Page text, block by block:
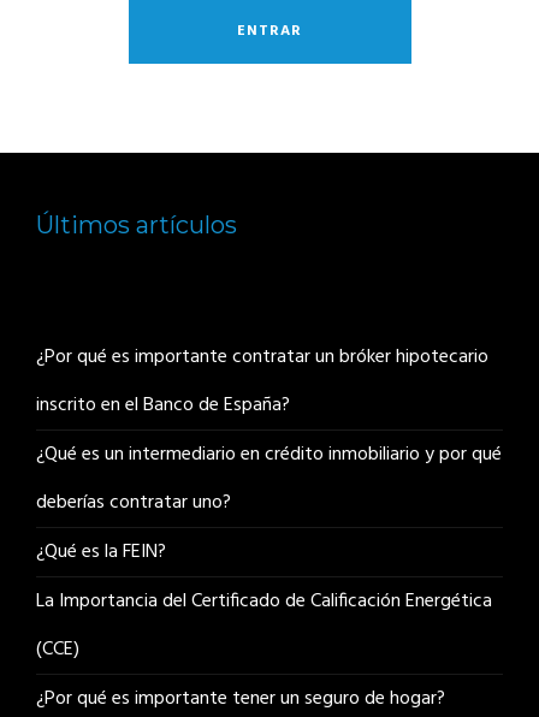
Últimos artículos
¿Por qué es importante contratar un bróker hipotecario
inscrito en el Banco de España?
¿Qué es un intermediario en crédito inmobiliario y por qué
deberías contratar uno?
¿Qué es la FEIN?
La Importancia del Certificado de Calificación Energética
(CCE)
¿Por qué es importante tener un seguro de hogar?